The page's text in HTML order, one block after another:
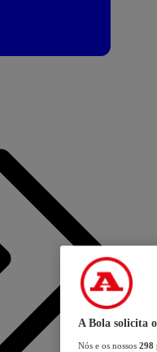
A Bola solicita
Nós e os nossos 298